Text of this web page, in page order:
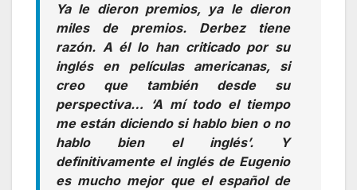
Ya le dieron premios, ya le dieron
miles de premios. Derbez tiene
razón. A él lo han criticado por su
inglés en películas americanas, si
creo que también desde su
perspectiva… ‘A mí todo el tiempo
me están diciendo si hablo bien o no
hablo bien el inglés’. Y
definitivamente el inglés de Eugenio
es mucho mejor que el español de